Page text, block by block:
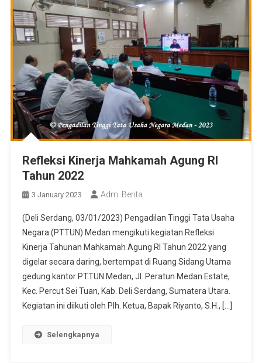
Refleksi Kinerja Mahkamah Agung RI
Tahun 2022
3 January 2023 Adm. Berita
(Deli Serdang, 03/01/2023) Pengadilan Tinggi Tata Usaha
Negara (PTTUN) Medan mengikuti kegiatan Refleksi
Kinerja Tahunan Mahkamah Agung RI Tahun 2022 yang
digelar secara daring, bertempat di Ruang Sidang Utama
gedung kantor PTTUN Medan, Jl. Peratun Medan Estate,
Kec. Percut Sei Tuan, Kab. Deli Serdang, Sumatera Utara.
Kegiatan ini diikuti oleh Plh. Ketua, Bapak Riyanto, S.H., […]
Selengkapnya